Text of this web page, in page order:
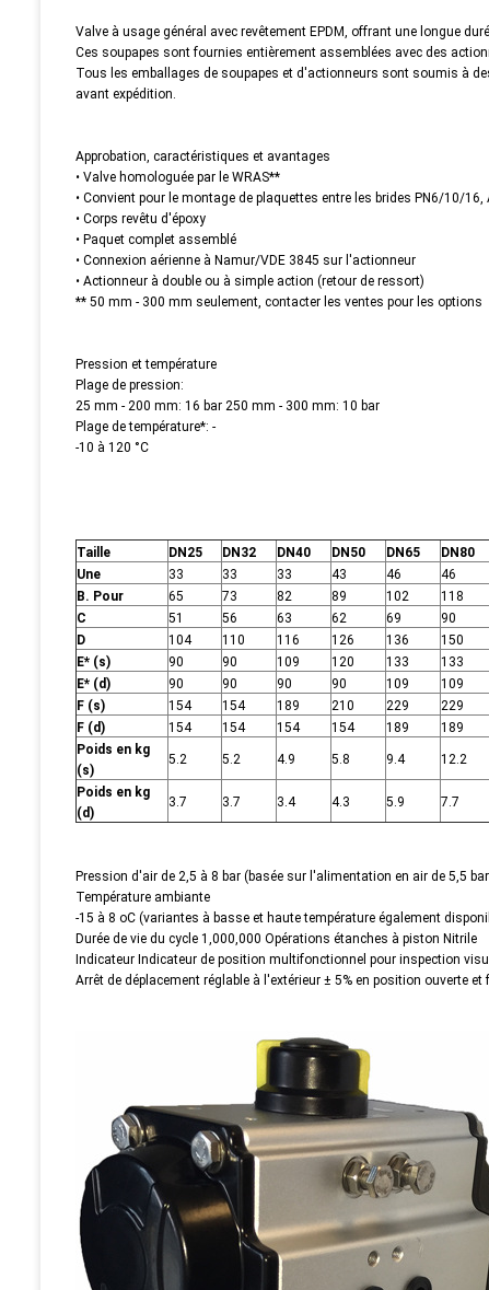
Valve à usage général avec revêtement EPDM, offrant une longue
Ces soupapes sont fournies entièrement assemblées avec des
Tous les emballages de soupapes et d'actionneurs sont soumis à
avant expédition.
Approbation, caractéristiques et avantages
• Valve homologuée par le WRAS**
• Convient pour le montage de plaquettes entre les brides PN6/10/16,
• Corps revêtu d'époxy
• Paquet complet assemblé
• Connexion aérienne à Namur/VDE 3845 sur l'actionneur
• Actionneur à double ou à simple action (retour de ressort)
** 50 mm - 300 mm seulement, contacter les ventes pour les options
Pression et température
Plage de pression:
25 mm - 200 mm: 16 bar 250 mm - 300 mm: 10 bar
Plage de température*: -
-10 à 120 °C
Taille DN25 DN32 DN40 DN50 DN65 DN80
Une
33 33 33 43 46 46
B. Pour
65 73 82 89 102 118
C
51 56 63 62 69 90
D
104 110 116 126 136 150
E* (s)
90 90 109 120 133 133
E* (d)
90 90 90 90 109 109
F (s)
154 154 189 210 229 229
F (d)
154 154 154 154 189 189
Poids en kg
(s)
5.2 5.2 4.9 5.8 9.4 12.2
Poids en kg
(d)
3.7 3.7 3.4 4.3 5.9 7.7
Pression d'air de 2,5 à 8 bar (basée sur l'alimentation en air de 5,5
Température ambiante
-15 à 8 oC (variantes à basse et haute température également
Durée de vie du cycle 1,000,000 Opérations étanches à piston Nitrile
Indicateur Indicateur de position multifonctionnel pour inspection
Arrêt de déplacement réglable à l'extérieur ± 5% en position ouverte et